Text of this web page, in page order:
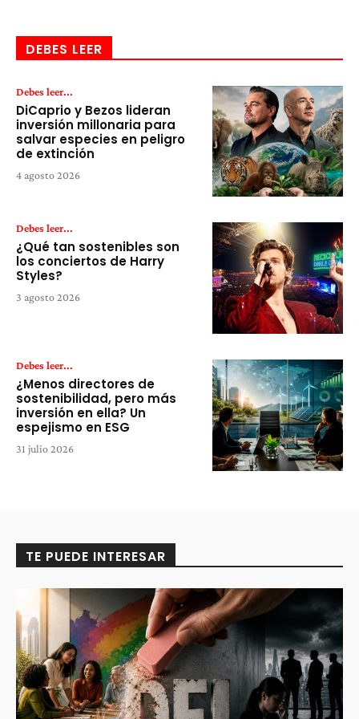
DEBES LEER
Debes leer...
DiCaprio y Bezos lideran
inversión millonaria para
salvar especies en peligro
de extinción
4 agosto 2026
Debes leer...
¿Qué tan sostenibles son
los conciertos de Harry
Styles?
3 agosto 2026
Debes leer...
¿Menos directores de
sostenibilidad, pero más
inversión en ella? Un
espejismo en ESG
31 julio 2026
TE PUEDE INTERESAR